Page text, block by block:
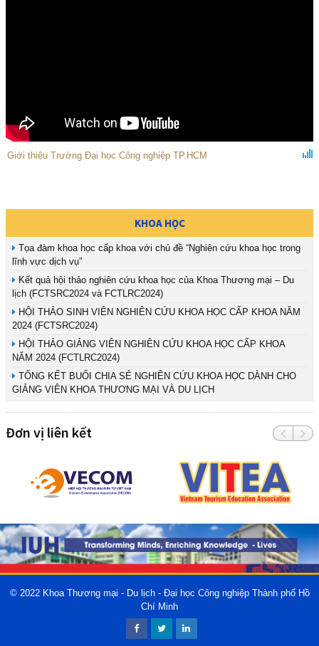
Giới thiệu Trường Đại học Công nghiệp TP.HCM
KHOA HỌC
Tọa đàm khoa học cấp khoa với chủ đề “Nghiên cứu khoa học trong
lĩnh vực dịch vụ”
Kết quả hội thảo nghiên cứu khoa học của Khoa Thương mại – Du
lịch (FCTSRC2024 và FCTLRC2024)
HỘI THẢO SINH VIÊN NGHIÊN CỨU KHOA HỌC CẤP KHOA NĂM
2024 (FCTSRC2024)
HỘI THẢO GIẢNG VIÊN NGHIÊN CỨU KHOA HỌC CẤP KHOA
NĂM 2024 (FCTLRC2024)
TỔNG KẾT BUỔI CHIA SẺ NGHIÊN CỨU KHOA HỌC DÀNH CHO
GIẢNG VIÊN KHOA THƯƠNG MẠI VÀ DU LỊCH
Đơn vị liên kết
© 2022Khoa Thương mại - Du lịch - Đại học Công nghiệp Thành phố Hồ
Chí Minh